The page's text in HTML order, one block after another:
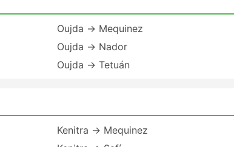
Oujda → Mequinez
Oujda → Nador
Oujda → Tetuán
Kenitra → Mequinez